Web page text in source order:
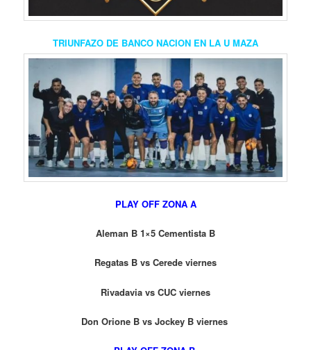
TRIUNFAZO DE BANCO NACION EN LA U MAZA
PLAY OFF ZONA A
Aleman B 1×5 Cementista B
Regatas B vs Cerede viernes
Rivadavia vs CUC viernes
Don Orione B vs Jockey B viernes